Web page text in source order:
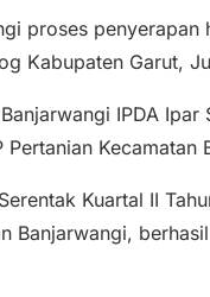
proses penyerapan
Kabupaten Garut,
IPDA Ipar
Kecamatan
Kuartal II
Banjarwangi,